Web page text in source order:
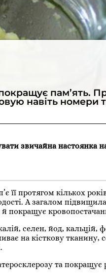
пам’ять.
навіть номери
звичайна настоянка
її протягом кількох
А загалом
покращує
селен, йод, кальцій,
на кісткову тканину,
та